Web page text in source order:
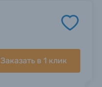
Заказать в 1 клик